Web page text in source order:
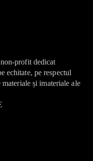
profit dedicat
echitate, pe respectul
și imateriale ale